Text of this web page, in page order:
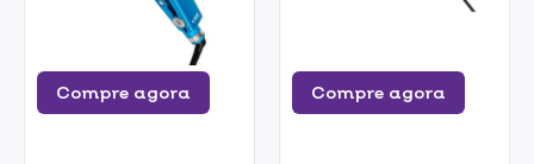
Compre agora Compre agora